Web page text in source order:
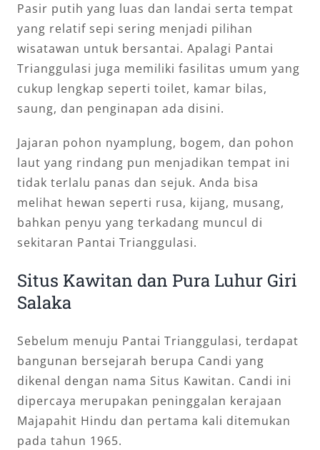
Pasir putih yang luas dan landai serta tempat
yang relatif sepi sering menjadi pilihan
wisatawan untuk bersantai. Apalagi Pantai
Trianggulasi juga memiliki fasilitas umum yang
cukup lengkap seperti toilet, kamar bilas,
saung, dan penginapan ada disini.
Jajaran pohon nyamplung, bogem, dan pohon
laut yang rindang pun menjadikan tempat ini
tidak terlalu panas dan sejuk. Anda bisa
melihat hewan seperti rusa, kijang, musang,
bahkan penyu yang terkadang muncul di
sekitaran Pantai Trianggulasi.
Situs Kawitan dan Pura Luhur Giri
Salaka
Sebelum menuju Pantai Trianggulasi, terdapat
bangunan bersejarah berupa Candi yang
dikenal dengan nama Situs Kawitan. Candi ini
dipercaya merupakan peninggalan kerajaan
Majapahit Hindu dan pertama kali ditemukan
pada tahun 1965.